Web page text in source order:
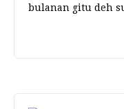
bulanan gitu deh